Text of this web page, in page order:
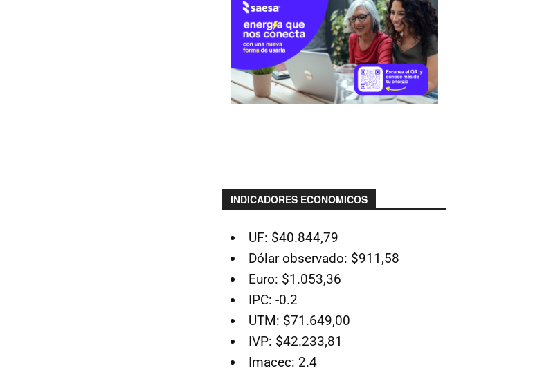
INDICADORES ECONOMICOS
UF: $40.844,79
Dólar observado: $911,58
Euro: $1.053,36
IPC: -0.2
UTM: $71.649,00
IVP: $42.233,81
Imacec: 2.4